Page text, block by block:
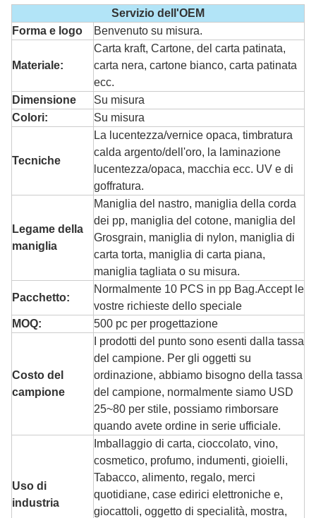
Servizio dell'OEM
Forma e logo
Benvenuto su misura.
Materiale:
Carta kraft, Cartone, del carta patinata,
carta nera, cartone bianco, carta patinata
ecc.
Dimensione
Su misura
Colori:
Su misura
Tecniche
La lucentezza/vernice opaca, timbratura
calda argento/dell'oro, la laminazione
lucentezza/opaca, macchia ecc. UV e di
goffratura.
Legame della
maniglia
Maniglia del nastro, maniglia della corda
dei pp, maniglia del cotone, maniglia del
Grosgrain, maniglia di nylon, maniglia di
carta torta, maniglia di carta piana,
maniglia tagliata o su misura.
Pacchetto:
Normalmente 10 PCS in pp Bag.Accept le
vostre richieste dello speciale
MOQ:
500 pc per progettazione
Costo del
campione
I prodotti del punto sono esenti dalla tassa
del campione. Per gli oggetti su
ordinazione, abbiamo bisogno della tassa
del campione, normalmente siamo USD
25~80 per stile, possiamo rimborsare
quando avete ordine in serie ufficiale.
Uso di
industria
Imballaggio di carta, cioccolato, vino,
cosmetico, profumo, indumenti, gioielli,
Tabacco, alimento, regalo, merci
quotidiane, case edirici elettroniche e,
giocattoli, oggetto di specialità, mostra,